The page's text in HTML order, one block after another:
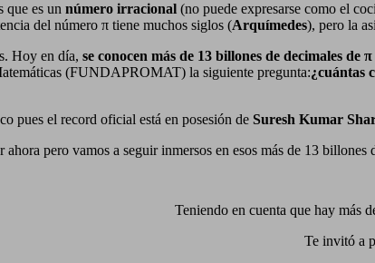
que es un número irracional (no puede expresarse como el
del número π tiene muchos siglos (Arquímedes), pero la
Hoy en día, se conocen más de 13 billones de decimales de π
(FUNDAPROMAT) la siguiente pregunta:¿cuántas
pues el record oficial está en posesión de Suresh Kumar
ahora pero vamos a seguir inmersos en esos más de 13 billones
Teniendo en cuenta que hay más
Te invitó a